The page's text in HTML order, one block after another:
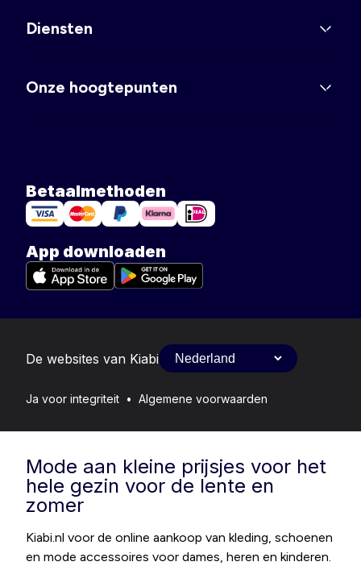
Diensten
Onze hoogtepunten
Betaalmethoden
App downloaden
De websites van Kiabi
Ja voor integriteit • Algemene voorwaarden
Mode aan kleine prijsjes voor het
hele gezin voor de lente en
zomer
Kiabi.nl voor de online aankoop van kleding, schoenen
en mode accessoires voor dames, heren en kinderen.